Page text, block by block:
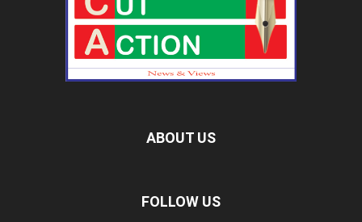
ABOUT US
FOLLOW US